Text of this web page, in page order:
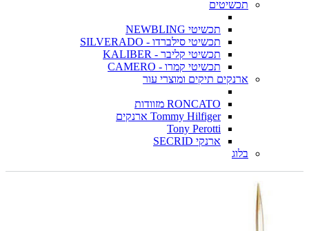
תכשיטים
תכשיטי NEWBLING
תכשיטי סילברדו - SILVERADO
תכשיטי קליבר - KALIBER
תכשיטי קמרו - CAMERO
ארנקים תיקים ומוצרי עור
RONCATO מזוודות
Tommy Hilfiger ארנקים
Tony Perotti
ארנקי SECRID
בלוג